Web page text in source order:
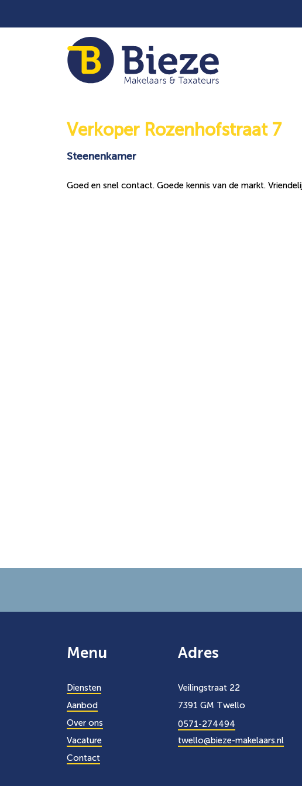
Verkoper Rozenhofstraat 7
Steenenkamer
Goed en snel contact. Goede kennis van de markt.
Menu
Diensten
Aanbod
Over ons
Vacature
Contact
Adres
Veilingstraat 22
7391 GM Twello
0571-274494
twello@bieze-makelaars.nl